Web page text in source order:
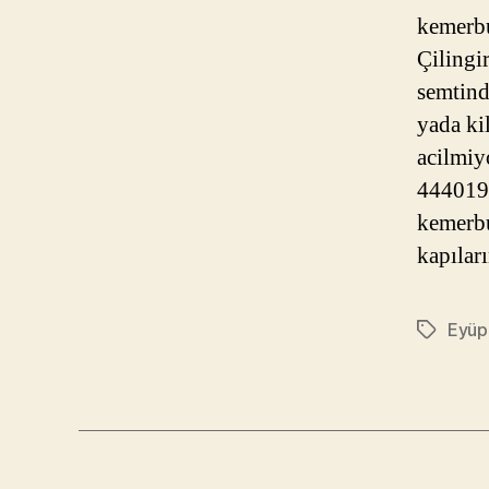
yada
Etiketler